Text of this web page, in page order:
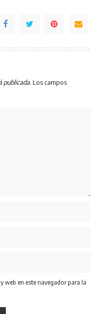
publicada. Los campos
web en este navegador para la